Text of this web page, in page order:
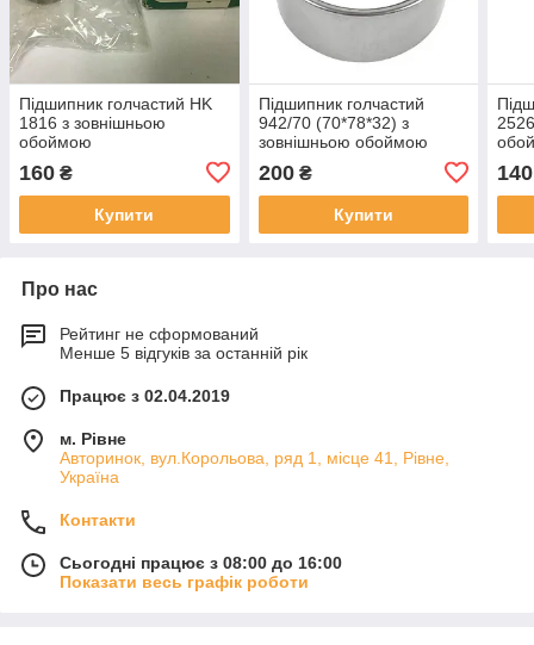
Підшипник голчастий HK
1816 з зовнішньою
обоймою
160 ₴
Купити
Підшипник голчастий
942/70 (70*78*32) з
зовнішньою обоймою
200₴
Купити
140
Про нас
Рейтинг не сформований
Менше 5 відгуків за останній рік
Працює з 02.04.2019
м. Рівне
Авторинок, вул.Корольова, ряд 1, місце 41, Рівне,
Україна
Контакти
Сьогодні працює з 08:00 до 16:00
Показати весь графік роботи